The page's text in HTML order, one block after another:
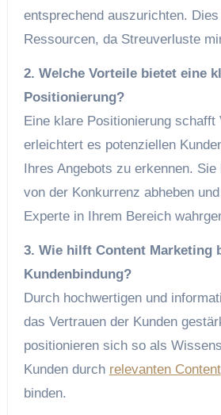
entsprechend auszurichten.
Ressourcen, da Streuverluste
2. Welche Vorteile bietet eine
Positionierung?
Eine klare Positionierung schafft
erleichtert es potenziellen
Ihres Angebots zu erkennen.
von der Konkurrenz abheben
Experte in Ihrem Bereich
3. Wie hilft Content Marketing
Kundenbindung?
Durch hochwertigen und
das Vertrauen der Kunden
positionieren sich so als
Kunden durch relevanten Content
binden.